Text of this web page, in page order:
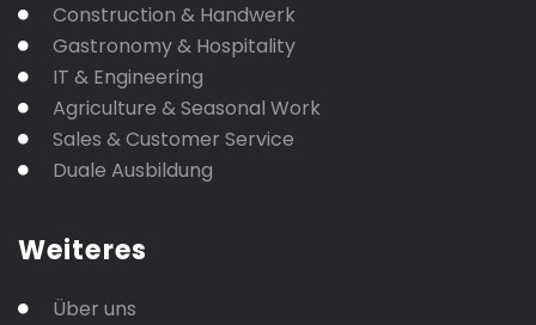
Construction & Handwerk
Gastronomy & Hospitality
IT & Engineering
Agriculture & Seasonal Work
Sales & Customer Service
Duale Ausbildung
Weiteres
Über uns